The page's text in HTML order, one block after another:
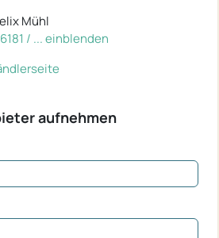
Mühl
/ ... einblenden
aufnehmen